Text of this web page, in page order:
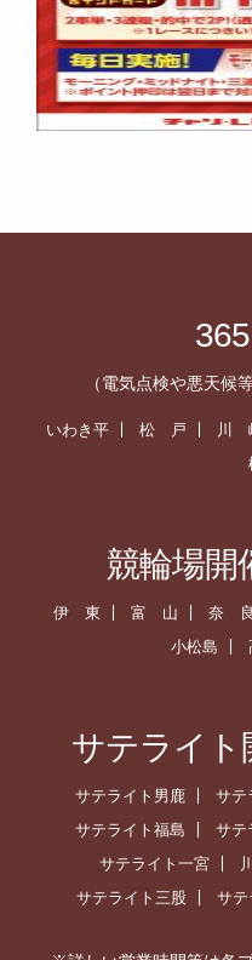
（電気点検や悪天候
いわき平 松 戸 川
競輪場開
伊 東 富 山 奈 良
小松島
サテライト
サテライト男鹿 サテ
サテライト福島
サテ
サテライト一宮
サテライト三股
サテ